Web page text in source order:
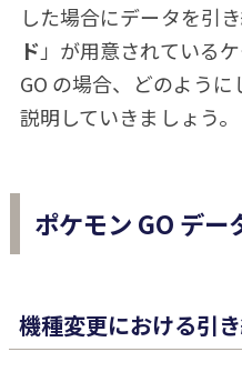
した場合にデータを引
ド 」が用意されている
GO の場合、どのよう
説明していきましょう。
ポケモン GO デ
機種変更における引